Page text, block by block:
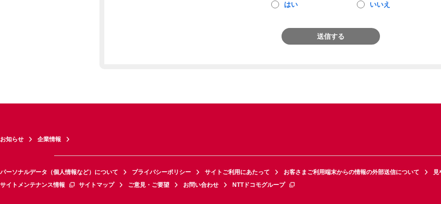
はい いいえ
送信する
お知らせ 企業情報
パーソナルデータ（個人情報など）について プライバシーポリシー サイトご利用にあたって お客さまご利用端末からの情報の外部送信について
見
サイトメンテナンス情報
サイトマップ ご意見・ご要望 お問い合わせ NTTドコモグループ